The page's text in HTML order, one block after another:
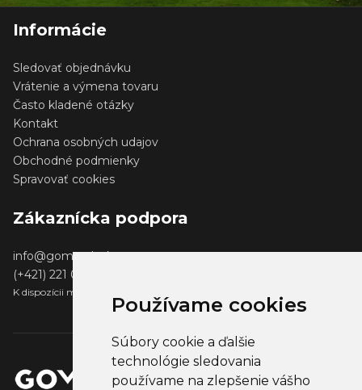
Používame cookies
Súbory cookie a ďalšie
technológie sledovania
používame na zlepšenie vášho
Informácie
Sledovať objednávku
Vrátenie a výmena tovaru
Často kladené otázky
Kontakt
Ochrana osobných udajov
Obchodné podmienky
Spravovať cookies
Zákaznícka podpora
info@gomerch.sk
(+421) 221 001 000
K dispozícii medzi 13:00 - 14:00